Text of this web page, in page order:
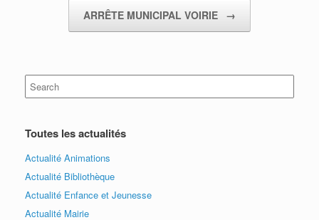
ARRÊTE MUNICIPAL VOIRIE →
Search
for:
Toutes les actualités
Actualité Animations
Actualité Bibliothèque
Actualité Enfance et Jeunesse
Actualité Mairie